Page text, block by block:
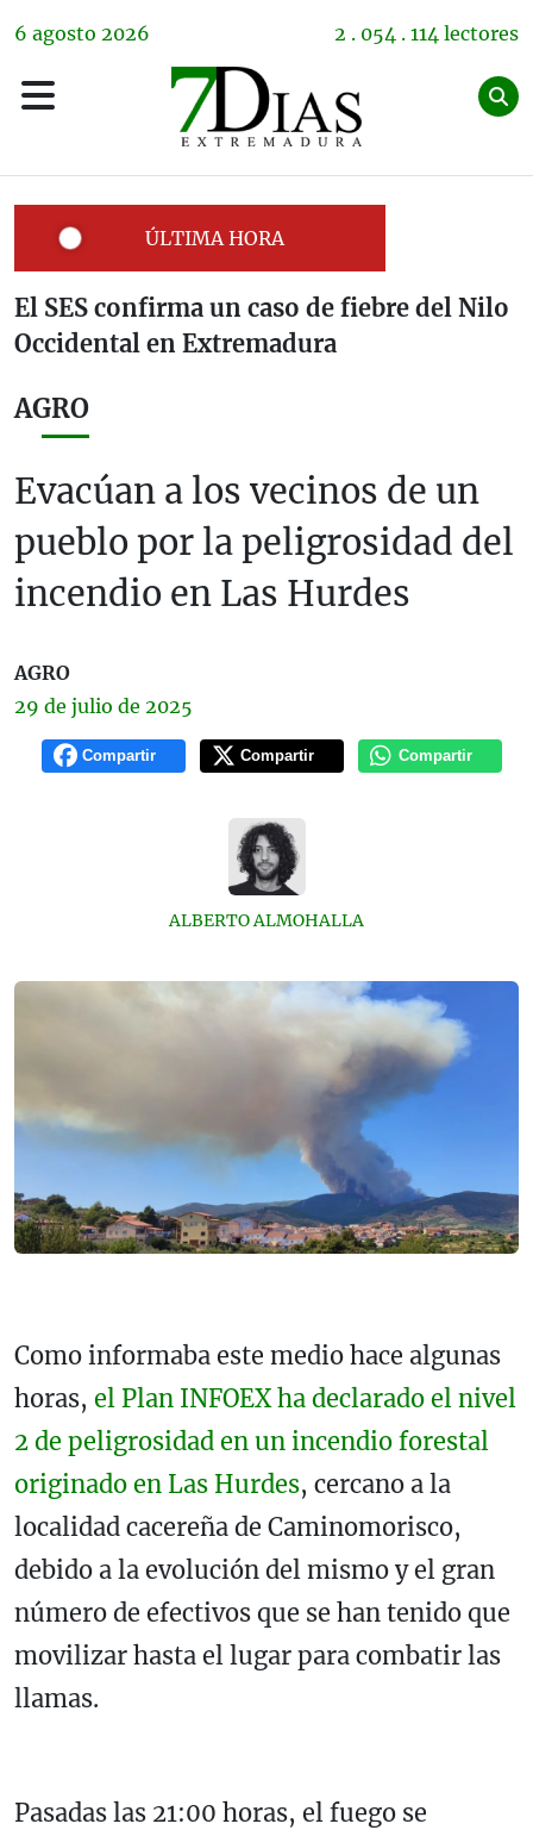
6 agosto 2026 2 . 054 . 114 lectores
ÚLTIMA HORA
El SES confirma un caso de fiebre del Nilo
Occidental en Extremadura
AGRO
Evacúan a los vecinos de un
pueblo por la peligrosidad del
incendio en Las Hurdes
AGRO
29 de julio de 2025
Compartir Compartir Compartir
ALBERTO ALMOHALLA
Como informaba este medio hace algunas
horas, el Plan INFOEX ha declarado el nivel
2 de peligrosidad en un incendio forestal
originado en Las Hurdes, cercano a la
localidad cacereña de Caminomorisco,
debido a la evolución del mismo y el gran
número de efectivos que se han tenido que
movilizar hasta el lugar para combatir las
llamas.
Pasadas las 21:00 horas, el fuego se